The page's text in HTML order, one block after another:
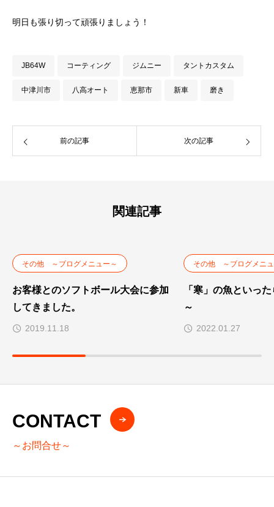
明日も張り切って頑張りましょう！
JB64W コーティング ジムニー タントカスタム
中津川市 八高オート 恵那市 新車 磨き
前の記事 次の記事
関連記事
その他 ～ブログメニュー～
お客様とのソフトボール大会に参加
してきました。
2019.11.18
その他 ～ブログメニ
「寒」の魚といっ
～
2022.01.27
CONTACT
～お問合せ～